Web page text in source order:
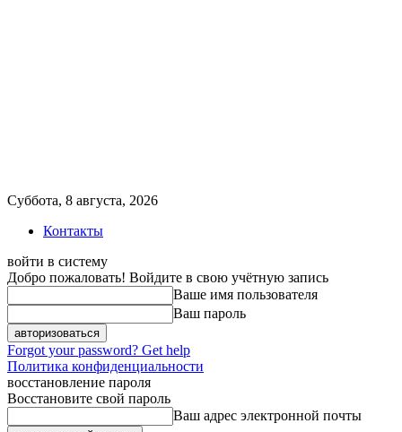
Суббота, 8 августа, 2026
Контакты
войти в систему
Добро пожаловать! Войдите в свою учётную запись
Ваше имя пользователя
Ваш пароль
Forgot your password? Get help
Политика конфиденциальности
восстановление пароля
Восстановите свой пароль
Ваш адрес электронной почты